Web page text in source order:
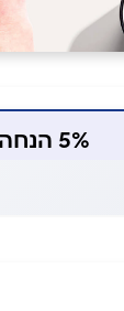
5% הנחה אוטומטית למשלמים בכרטיס המועדון